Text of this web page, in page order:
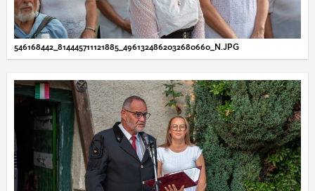
546168442_814445711121885_4961324862032680660_N.JPG